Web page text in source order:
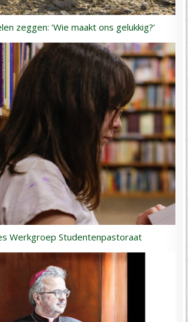
zeggen: ‘Wie maakt ons gelukkig?’
Werkgroep Studentenpastoraat